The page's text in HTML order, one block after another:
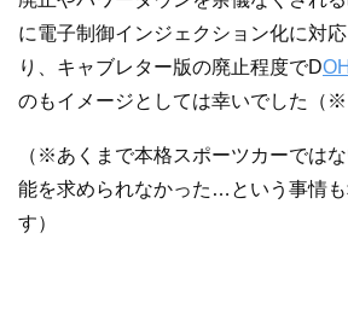
に電子制御インジェクション化に対
り、キャブレター版の廃止程度でD
のもイメージとしては幸いでした（※
（※あくまで本格スポーツカーでは
能を求められなかった…という事情も
す）